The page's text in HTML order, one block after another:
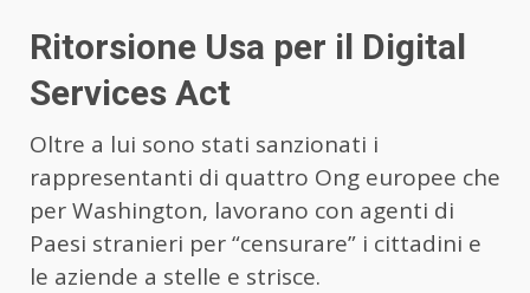
Ritorsione Usa per il Digital
Services Act
Oltre a lui sono stati sanzionati i
rappresentanti di quattro Ong europee che
per Washington, lavorano con agenti di
Paesi stranieri per “censurare” i cittadini e
le aziende a stelle e strisce.